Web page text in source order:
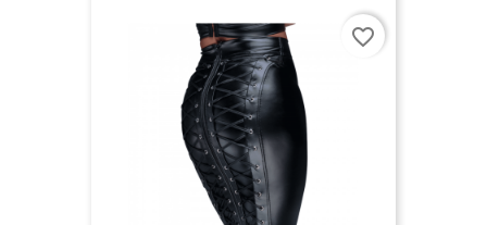
favorite_border